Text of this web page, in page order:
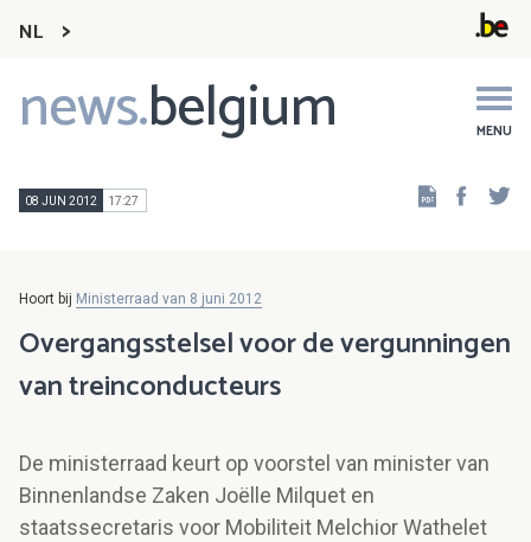
NL
news.belgium MENU
Main
navigation
08 JUN 2012 17:27
Hoort bij Ministerraad van 8 juni 2012
Overgangsstelsel voor de vergunningen
van treinconducteurs
De ministerraad keurt op voorstel van minister van
Binnenlandse Zaken Joëlle Milquet en
staatssecretaris voor Mobiliteit Melchior Wathelet